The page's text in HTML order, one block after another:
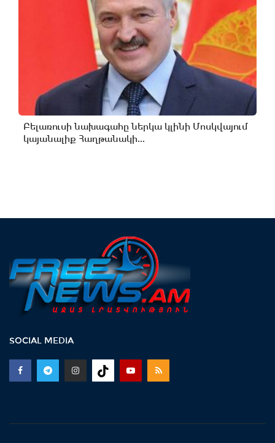
Բելառուսի նախագահը ներկա կլինի Մոսկվայում
կայանալիք Հաղթանակի...
SOCIAL MEDIA